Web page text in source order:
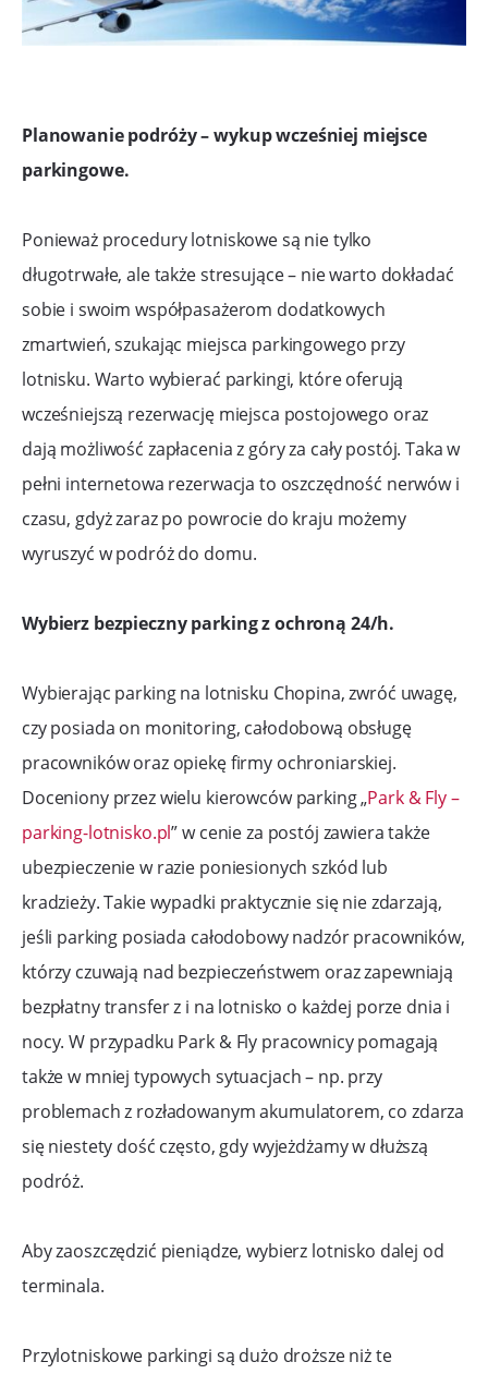
Planowanie podróży – wykup wcześniej miejsce
parkingowe.
Ponieważ procedury lotniskowe są nie tylko
długotrwałe, ale także stresujące – nie warto dokładać
sobie i swoim współpasażerom dodatkowych
zmartwień, szukając miejsca parkingowego przy
lotnisku. Warto wybierać parkingi, które oferują
wcześniejszą rezerwację miejsca postojowego oraz
dają możliwość zapłacenia z góry za cały postój. Taka w
pełni internetowa rezerwacja to oszczędność nerwów i
czasu, gdyż zaraz po powrocie do kraju możemy
wyruszyć w podróż do domu.
Wybierz bezpieczny parking z ochroną 24/h.
Wybierając parking na lotnisku Chopina, zwróć uwagę,
czy posiada on monitoring, całodobową obsługę
pracowników oraz opiekę firmy ochroniarskiej.
Doceniony przez wielu kierowców parking „Park & Fly –
parking-lotnisko.pl” w cenie za postój zawiera także
ubezpieczenie w razie poniesionych szkód lub
kradzieży. Takie wypadki praktycznie się nie zdarzają,
jeśli parking posiada całodobowy nadzór pracowników,
którzy czuwają nad bezpieczeństwem oraz zapewniają
bezpłatny transfer z i na lotnisko o każdej porze dnia i
nocy. W przypadku Park & Fly pracownicy pomagają
także w mniej typowych sytuacjach – np. przy
problemach z rozładowanym akumulatorem, co zdarza
się niestety dość często, gdy wyjeżdżamy w dłuższą
podróż.
Aby zaoszczędzić pieniądze, wybierz lotnisko dalej od
terminala.
Przylotniskowe parkingi są dużo droższe niż te